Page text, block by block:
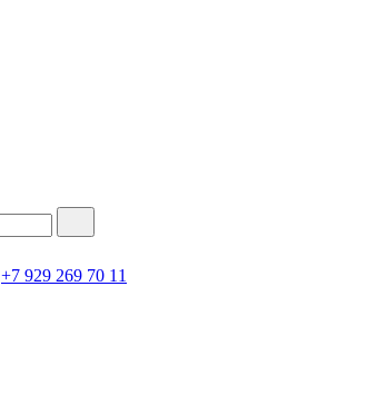
+7 929 269 70 11